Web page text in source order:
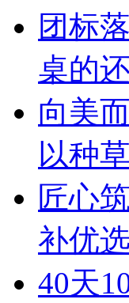
团标
桌的
向美
以种
匠心
补优选
40天